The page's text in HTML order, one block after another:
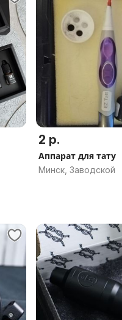
2 р.
Аппарат для тату
Минск, Заводской